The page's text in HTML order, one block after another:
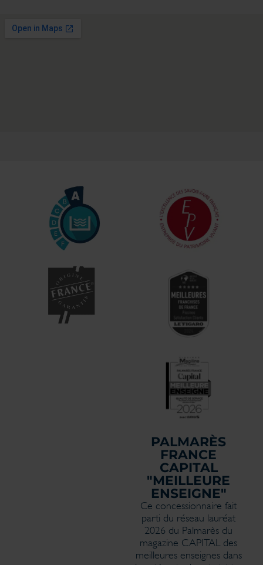
PALMARÈS
FRANCE
CAPITAL
"MEILLEURE
ENSEIGNE"
Ce concessionnaire fait
parti du réseau lauréat
2026 du Palmarès du
magazine CAPITAL des
meilleures enseignes dans